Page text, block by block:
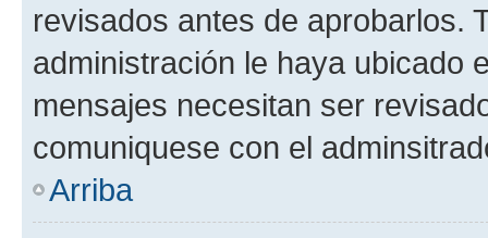
revisados antes de aprobarlos.
administración le haya ubicado
mensajes necesitan ser
comuniquese con el
Arriba